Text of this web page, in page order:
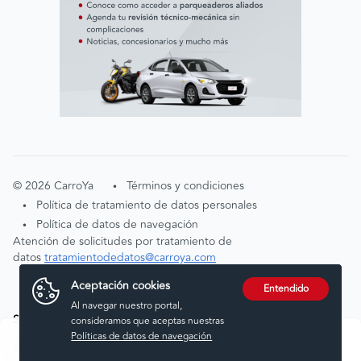
©2026 CarroYa • Términos y condiciones
• Política de tratamiento de datos personales
•
Política de datos de navegación
Atención de solicitudes por tratamiento de
datostratamientodedatos@carroya.com
Síguenos en:
Aceptación cookies
Al navegar nuestro portal,
consideramos que aceptas nuestras
Políticas de datos de navegación
Entendido